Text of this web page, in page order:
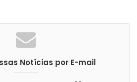
se machuca no Brasil. Em
571,8 mil acidentes de trabalho, o
de 1.566 diariamente.
Notícias por E-mail